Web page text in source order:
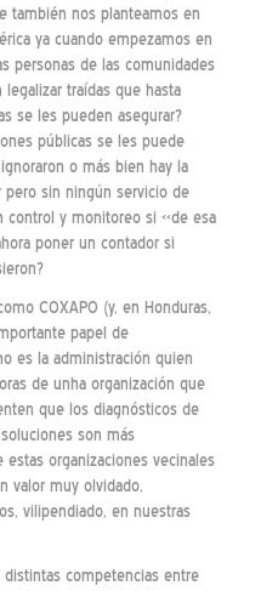
también nos planteamos en
ya cuando empezamos en
personas de las comunidades
traídas que hasta
se les pueden asegurar?
públicas se les puede
o más bien hay la
pero sin ningún servicio de
control y monitoreo si «de esa
poner un contador si
COXAPO (y, en Honduras,
papel de
es la administración quien
de unha organización que
que los diagnósticos de
son más
organizaciones vecinales
valor muy olvidado,
vilipendiado, en nuestras
competencias entre